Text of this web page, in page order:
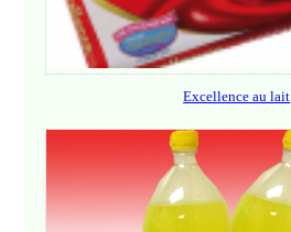
Excellence au lait